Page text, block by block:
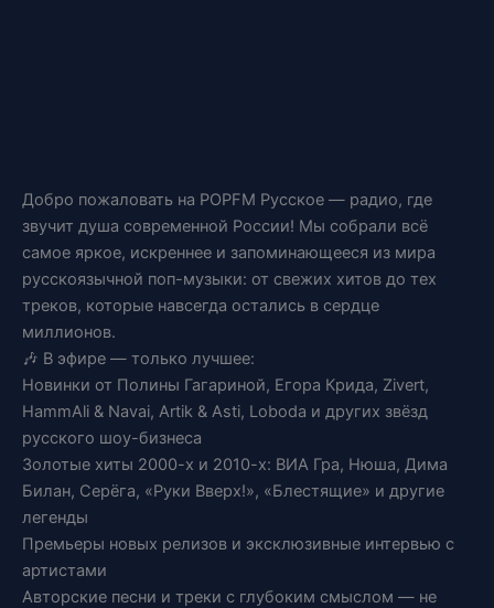
Добро пожаловать на POPFM Русское — радио, где
звучит душа современной России! Мы собрали всё
самое яркое, искреннее и запоминающееся из мира
русскоязычной поп-музыки: от свежих хитов до тех
треков, которые навсегда остались в сердце
миллионов.
🎶 В эфире — только лучшее:
Новинки от Полины Гагариной, Егора Крида, Zivert,
HammAli & Navai, Artik & Asti, Loboda и других звёзд
русского шоу-бизнеса
Золотые хиты 2000-х и 2010-х: ВИА Гра, Нюша, Дима
Билан, Серёга, «Руки Вверх!», «Блестящие» и другие
легенды
Премьеры новых релизов и эксклюзивные интервью с
артистами
Авторские песни и треки с глубоким смыслом — не